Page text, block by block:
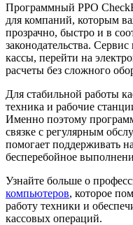
Программный РРО
для компаний, которым
прозрачно, быстро и в
законодательства. Сервис
кассы, перейти на
расчеты без сложного
Для стабильной работы
техника и рабочие
Именно поэтому
связке с регулярным
помогает поддерживать
бесперебойное
Узнайте больше о
компьютеров, которое
работу техники и
кассовых операций.